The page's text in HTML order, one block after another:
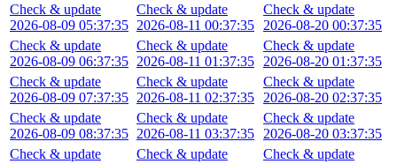
Check & update
2026-08-09 05:37:35
Check & update
2026-08-09 06:37:35
Check & update
2026-08-09 07:37:35
Check & update
2026-08-09 08:37:35
Check & update
Check & update
2026-08-11 00:37:35
Check & update
2026-08-11 01:37:35
Check & update
2026-08-11 02:37:35
Check & update
2026-08-11 03:37:35
Check & update
Check & update
2026-08-20 00:37:35
Check & update
2026-08-20 01:37:35
Check & update
2026-08-20 02:37:35
Check & update
2026-08-20 03:37:35
Check & update